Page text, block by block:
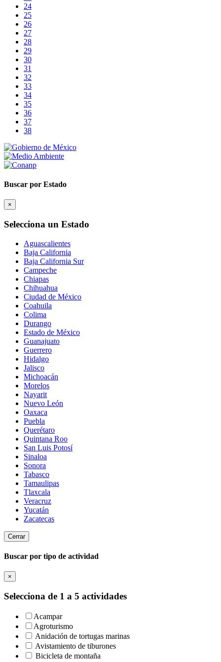
24
25
26
27
28
29
30
31
32
33
34
35
36
37
38
Buscar por Estado
×
Selecciona un Estado
Aguascalientes
Baja California
Baja California Sur
Campeche
Chiapas
Chihuahua
Ciudad de México
Coahuila
Colima
Durango
Estado de México
Guanajuato
Guerrero
Hidalgo
Jalisco
Michoacán
Morelos
Nayarit
Nuevo León
Oaxaca
Puebla
Querétaro
Quintana Roo
San Luis Potosí
Sinaloa
Sonora
Tabasco
Tamaulipas
Tlaxcala
Veracruz
Yucatán
Zacatecas
Cerrar
Buscar por tipo de actividad
×
Selecciona de 1 a 5 actividades
Acampar
Agroturismo
Anidación de tortugas marinas
Avistamiento de tiburones
Bicicleta de montaña